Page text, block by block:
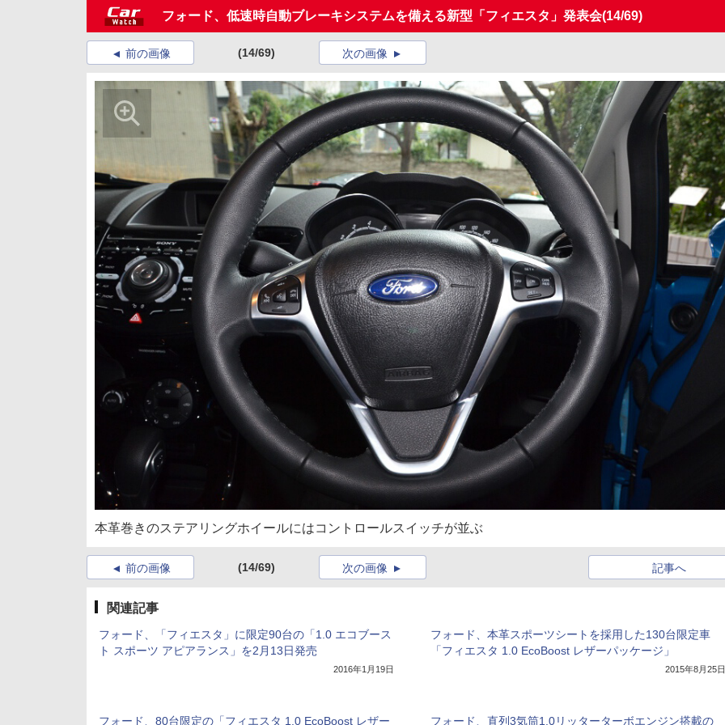
フォード、低速時自動ブレーキシステムを備える新型「フィエスタ」発表会(14/69)
前の画像 (14/69) 次の画像
本革巻きのステアリングホイールにはコントロールスイッチが並ぶ
前の画像 (14/69) 記事へ
次の画像
関連記事
フォード、「フィエスタ」に限定90台の「1.0 エコブース
ト スポーツ アピアランス」を2月13日発売
2016年1月19日
フォード、本革スポーツシートを採用した130台限定車
「フィエスタ 1.0 EcoBoost レザーパッケージ」
2015年8月25日
フォード、80台限定の「フィエスタ 1.0 EcoBoost レザー フォード、直列3気筒1.0リッターターボエンジン搭載の